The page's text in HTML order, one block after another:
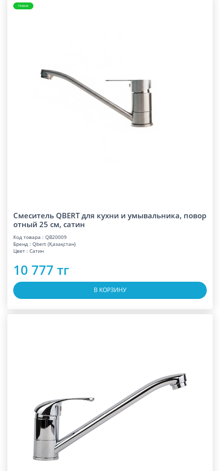
Новое
Смеситель QBERT для кухни и умывальника, повор
отный 25 см, сатин
Код товара : QB20009
Бренд : Qbert (Қазақстан)
Цвет : Сатин
10 777 тг
В КОРЗИНУ